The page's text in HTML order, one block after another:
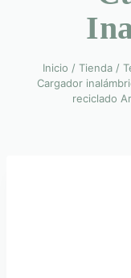
Inicio / Tienda /
Cargador
reciclado